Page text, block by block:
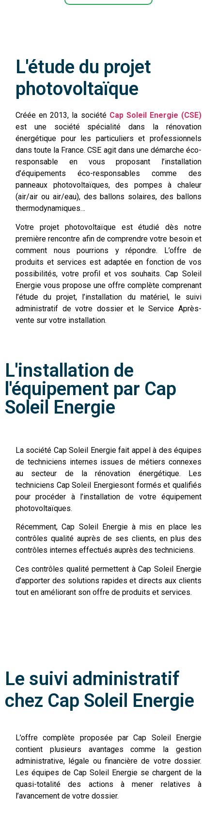
10
ans
et
t la
pre
miè
re
fois
où
je
n'ai
pas
galè
re
ave
c la
pap
ras
se.
Les
...
L'étude du projet
photovoltaïque
Créée en 2013, la société Cap Soleil Energie (CSE)
est une société spécialité dans la rénovation
énergétique pour les particuliers et professionnels
dans toute la France. CSE agit dans une démarche éco-
responsable en vous proposant l’installation
d’équipements éco-responsables comme des
panneaux photovoltaïques, des pompes à chaleur
(air/air ou air/eau), des ballons solaires, des ballons
thermodynamiques…
Votre projet photovoltaïque est étudié dès notre
première rencontre afin de comprendre votre besoin et
comment nous pourrions y répondre. L’offre de
produits et services est adaptée en fonction de vos
possibilités, votre profil et vos souhaits. Cap Soleil
Energie vous propose une offre complète comprenant
l’étude du projet, l’installation du matériel, le suivi
administratif de votre dossier et le Service Après-
vente sur votre installation.
L'installation de
l'équipement par Cap
Soleil Energie
La société Cap Soleil Energie fait appel à des équipes
de techniciens internes issues de métiers connexes
au secteur de la rénovation énergétique. Les
techniciens Cap Soleil Energiesont formés et qualifiés
pour procéder à l’installation de votre équipement
photovoltaïques.
Récemment, Cap Soleil Energie à mis en place les
contrôles qualité auprès de ses clients, en plus des
contrôles internes effectués auprès des techniciens.
Ces contrôles qualité permettent à Cap Soleil Energie
d’apporter des solutions rapides et directs aux clients
tout en améliorant son offre de produits et services.
Le suivi administratif
chez Cap Soleil Energie
L’offre complète proposée par Cap Soleil Energie
contient plusieurs avantages comme la gestion
administrative, légale ou financière de votre dossier.
Les équipes de Cap Soleil Energie se chargent de la
quasi-totalité des actions à mener relatives à
l’avancement de votre dossier.